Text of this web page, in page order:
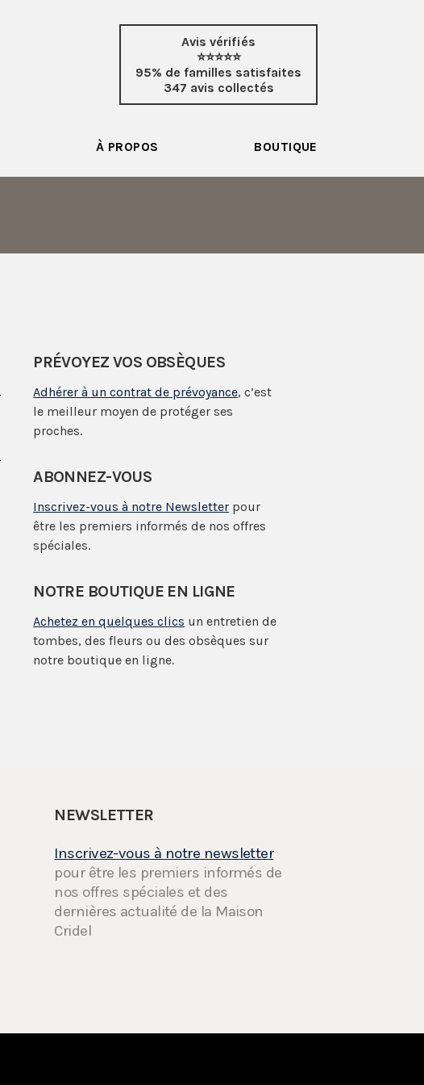
Avis vérifiés
⭐⭐⭐⭐⭐
95% de familles satisfaites
347 avis collectés
À PROPOS BOUTIQUE
PRÉVOYEZ VOS OBSÈQUES
Adhérer à un contrat de prévoyance, c’est
le meilleur moyen de protéger ses
proches.
ABONNEZ-VOUS
Inscrivez-vous à notre Newsletter pour
être les premiers informés de nos offres
spéciales.
NOTRE BOUTIQUE EN LIGNE
Achetez en quelques clics un entretien de
tombes, des fleurs ou des obsèques sur
notre boutique en ligne.
NEWSLETTER
Inscrivez-vous à notre newsletter
pour être les premiers informés de
nos offres spéciales et des
dernières actualité de la Maison
Cridel